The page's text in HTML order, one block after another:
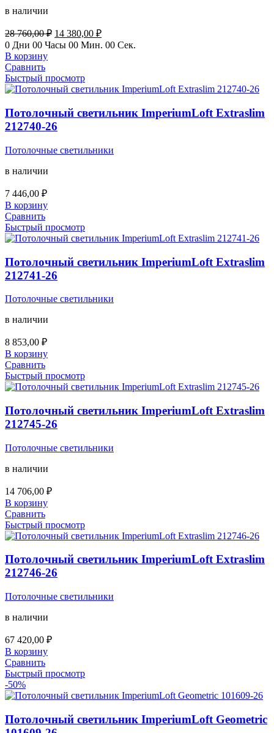
в наличии
28 760,00₽ Первоначальная
цена
760,00 ₽.
14 380,00 ₽Текущая
цена:
0 Дни 00 Часы 00 Мин. 00 Сек.
В корзину
Сравнить
Быстрый просмотр
Потолочный светильник ImperiumLoft Extraslim
212740-26
Потолочные светильники
в наличии
7 446,00 ₽
В корзину
Сравнить
Быстрый просмотр
Потолочный светильник ImperiumLoft Extraslim
212741-26
Потолочные светильники
в наличии
8 853,00 ₽
В корзину
Сравнить
Быстрый просмотр
Потолочный светильник ImperiumLoft Extraslim
212745-26
Потолочные светильники
в наличии
14 706,00 ₽
В корзину
Сравнить
Быстрый просмотр
Потолочный светильник ImperiumLoft Extraslim
212746-26
Потолочные светильники
в наличии
67 420,00 ₽
В корзину
Сравнить
Быстрый просмотр
-50%
Потолочный светильник ImperiumLoft Geometric